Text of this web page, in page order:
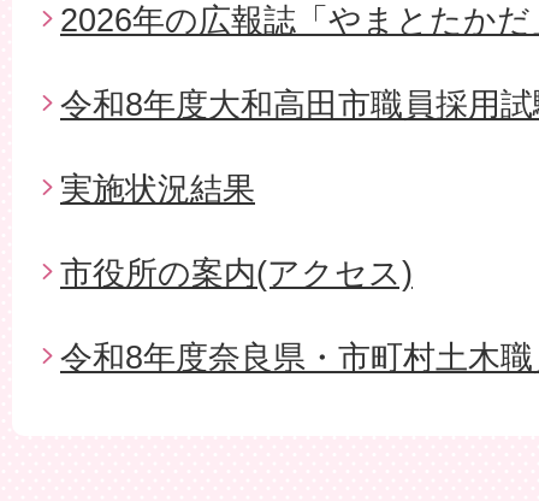
2026年の広報誌「やまとたかだ
令和8年度大和高田市職員採用
実施状況結果
市役所の案内(アクセス)
令和8年度奈良県・市町村土木